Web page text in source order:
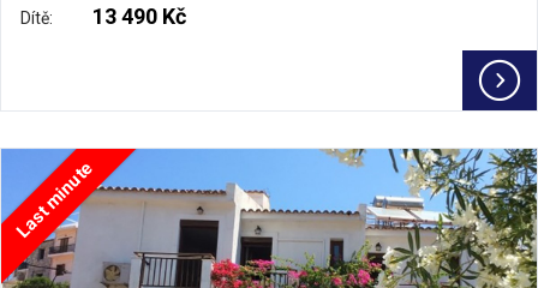
Dítě: 13 490 Kč
Last minute